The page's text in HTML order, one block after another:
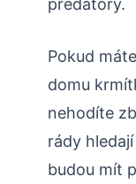
predátory.
Pokud
domu
nehodíte
rády⁤
budou mít